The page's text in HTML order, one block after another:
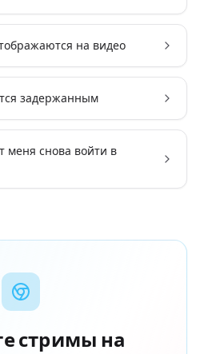
на видео
задержанным
меня снова войти в
стримы на